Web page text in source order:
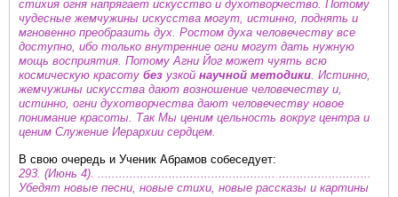
стихия огня напрягает искусство и духотворчество. Потому
чудесные жемчужины искусства могут, истинно, поднять и
мгновенно преобразить дух. Ростом духа человечеству все
доступно, ибо только внутренние огни могут дать нужную
мощь восприятия. Потому Агни Йог может чуять всю
космическую красоту без узкой научной методики . Истинно,
жемчужины искусства дают возношение человечеству и,
истинно, огни духотворчества дают человечеству новое
понимание красоты. Так Мы ценим цельность вокруг центра и
ценим Служение Иерархии сердцем.
В свою очередь и Ученик Абрамов собеседует:
293. (Июнь 4). .................................................. ..........................
Убедят новые песни, новые стихи, новые рассказы и картины